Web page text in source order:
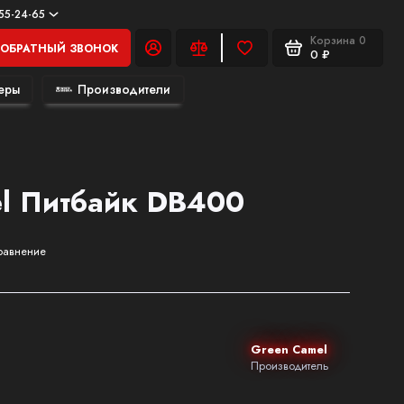
24-65
ОБРАТНЫЙ ЗВОНОК
Корзина 0
0 ₽
Производители
Питбайк DB400
Green Camel
Производитель